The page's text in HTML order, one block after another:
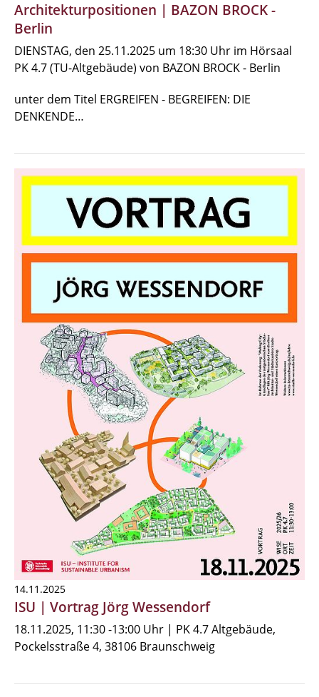
Architekturpositionen | BAZON BROCK -
Berlin
DIENSTAG, den 25.11.2025 um 18:30 Uhr im Hörsaal
PK 4.7 (TU-Altgebäude) von BAZON BROCK - Berlin
unter dem Titel ERGREIFEN - BEGREIFEN: DIE
DENKENDE…
14.11.2025
ISU | Vortrag Jörg Wessendorf
18.11.2025, 11:30 -13:00 Uhr | PK 4.7 Altgebäude,
Pockelsstraße 4, 38106 Braunschweig